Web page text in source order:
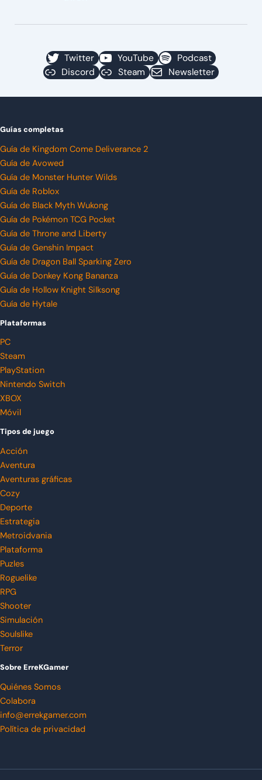
Twitter YouTube
Podcast
Discord
Steam Newsletter
Guías completas
Guía de Kingdom Come Deliverance 2
Guía de Avowed
Guía de Monster Hunter Wilds
Guía de Roblox
Guía de Black Myth Wukong
Guía de Pokémon TCG Pocket
Guía de Throne and Liberty
Guía de Genshin Impact
Guía de Dragon Ball Sparking Zero
Guía de Donkey Kong Bananza
Guía de Hollow Knight Silksong
Guía de Hytale
Plataformas
PC
Steam
PlayStation
Nintendo Switch
XBOX
Móvil
Tipos de juego
Acción
Aventura
Aventuras gráficas
Cozy
Deporte
Estrategia
Metroidvania
Plataforma
Puzles
Roguelike
RPG
Shooter
Simulación
Soulslike
Terror
Sobre ErreKGamer
Quiénes Somos
Colabora
info@errekgamer.com
Política de privacidad